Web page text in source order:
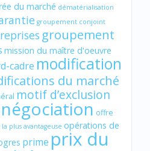
du marché dématérialisation
groupement conjoint
groupement
mission du maître d'oeuvre
cadre modification
du marché
motif d’exclusion
négociation offre
plus avantageuse opérations de
prime prix du